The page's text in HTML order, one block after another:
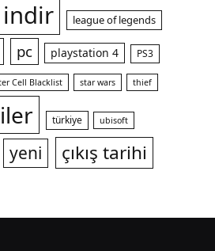
indir league of legends
pc playstation 4 PS3
Cell Blacklist star wars thief
türkiye ubisoft
yeni çıkış tarihi